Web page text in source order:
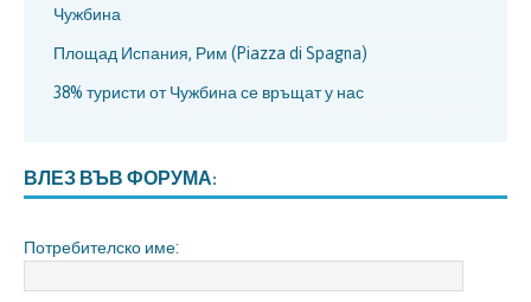
Чужбина
Площад Испания, Рим (Piazza di Spagna)
38% туристи от Чужбина се връщат у нас
ВЛЕЗ ВЪВ ФОРУМА:
Потребителско име: